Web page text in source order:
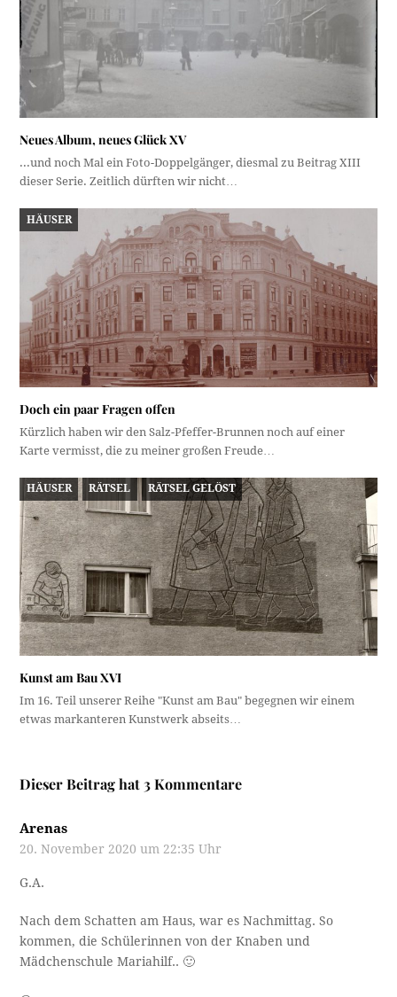
Neues Album, neues Glück XV
...und noch Mal ein Foto-Doppelgänger, diesmal zu Beitrag XIII
dieser Serie. Zeitlich dürften wir nicht…
HÄUSER
Doch ein paar Fragen offen
Kürzlich haben wir den Salz-Pfeffer-Brunnen noch auf einer
Karte vermisst, die zu meiner großen Freude…
HÄUSER RÄTSEL RÄTSEL GELÖST
Kunst am Bau XVI
Im 16. Teil unserer Reihe "Kunst am Bau" begegnen wir einem
etwas markanteren Kunstwerk abseits…
Dieser Beitrag hat 3 Kommentare
Arenas
20. November 2020 um 22:35 Uhr
G.A.
Nach dem Schatten am Haus, war es Nachmittag. So
kommen, die Schülerinnen von der Knaben und
Mädchenschule Mariahilf.. 🙂